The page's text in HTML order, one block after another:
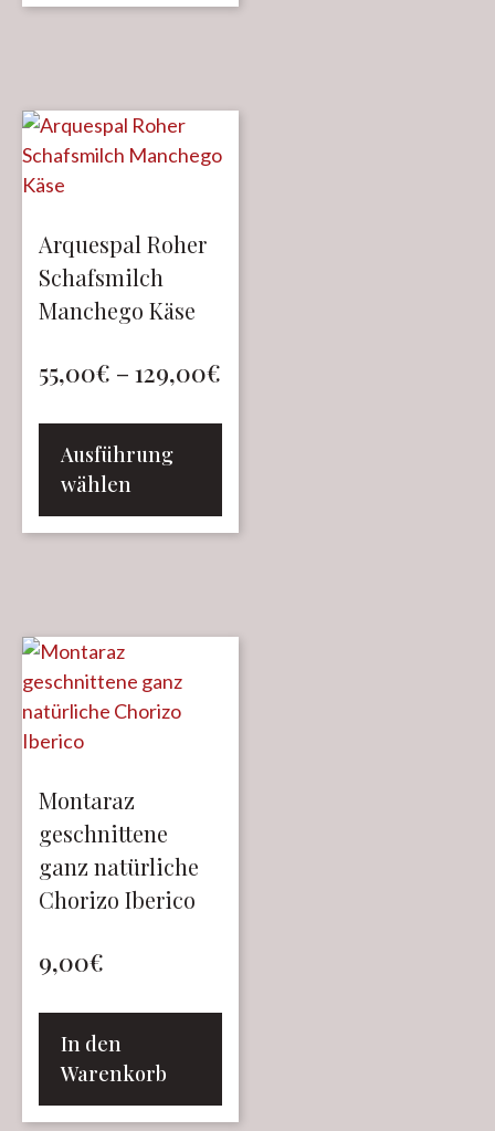
Arquespal Roher
Schafsmilch
Manchego Käse
55,00€ – 129,00€
Ausführung
wählen
Montaraz
geschnittene
ganz natürliche
Chorizo Iberico
9,00€
In den
Warenkorb